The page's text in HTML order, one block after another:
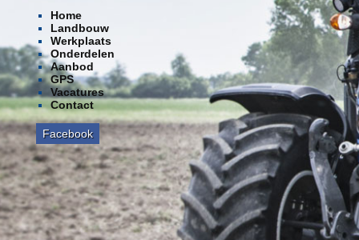
Home
Landbouw
Werkplaats
Onderdelen
Aanbod
GPS
Vacatures
Contact
Facebook